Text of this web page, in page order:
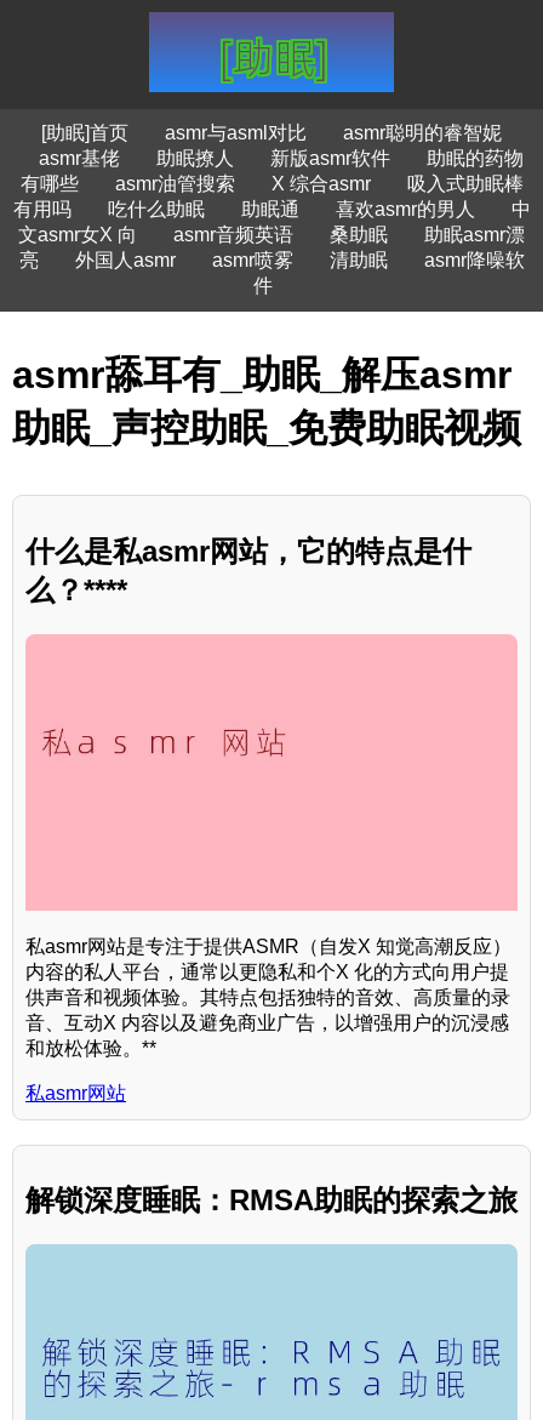
[助眠]首页 asmr与asml对比
asmr聪明的睿智妮
asmr基佬
助眠撩人 新版asmr软件
助眠的药物
有哪些
asmr油管搜索 X 综合asmr
吸入式助眠棒
有用吗
吃什么助眠 助眠通 喜欢asmr的男人
中
文asmr女X 向
asmr音频英语 桑助眠
助眠asmr漂
亮
外国人asmr asmr喷雾 清助眠
asmr降噪软
件
asmr舔耳有_助眠_解压asmr
助眠_声控助眠_免费助眠视频
什么是私asmr网站，它的特点是什
么？****
私asmr网站是专注于提供ASMR（自发X 知觉高潮反应）
内容的私人平台，通常以更隐私和个X 化的方式向用户提
供声音和视频体验。其特点包括独特的音效、高质量的录
音、互动X 内容以及避免商业广告，以增强用户的沉浸感
和放松体验。**
私asmr网站
解锁深度睡眠：RMSA助眠的探索之旅